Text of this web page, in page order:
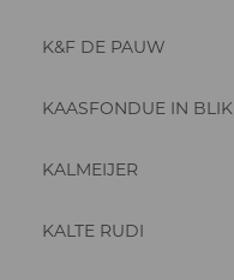
K&F DE PAUW
KAASFONDUE IN BLIK
KALMEIJER
KALTE RUDI